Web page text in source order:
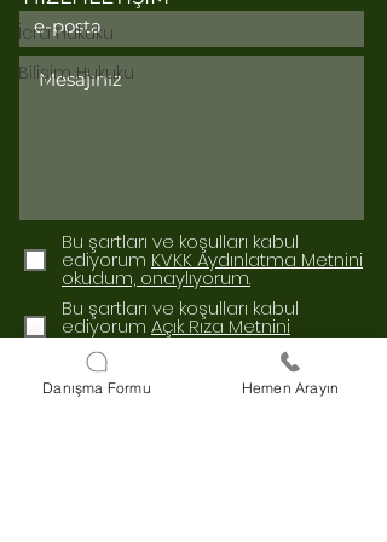
İcra Hukuku
Bilişim Hukuku
Bu şartları ve koşulları kabul
ediyorum KVKK Aydınlatma Metnini
okudum, onaylıyorum.
Bu şartları ve koşulları kabul
ediyorum Açık Rıza Metnini
okudum, onaylıyorum.
Gönder
Danışma Formu Hemen Arayın